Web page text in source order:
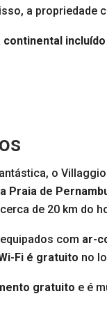
a propriedade
continental
o
Praia de
de 20 km do
com ar-
Fi é gratuito no
gratuito e é